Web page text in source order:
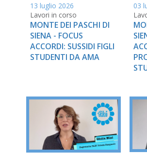
13 luglio 2026
Lavori in corso
MONTE DEI PASCHI DI
SIENA - FOCUS
ACCORDI: SUSSIDI FIGLI
STUDENTI DA AMA
03